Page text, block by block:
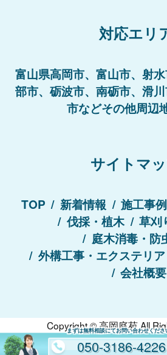
対応エリ
富山県高岡市、富山市、射
部市、砺波市、南砺市、滑
市などその他周辺
サイトマ
TOP 新着情報 施工事例
伐採・植木
草刈
庭木消毒・防
外構工事・エクステリア
会社概要
Copyright ©高岡庭苑All
まずは無料相談にてお問い合わせくださ
050-3186-4226